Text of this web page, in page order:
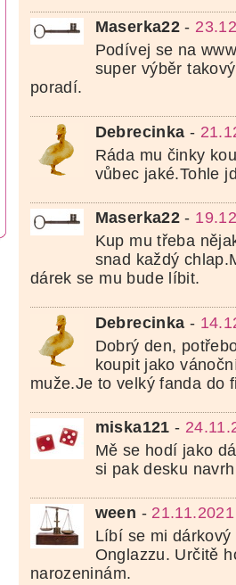
Maserka22 -
Podívej se na
super výběr
poradí.
Debrecinka -
Ráda mu činky
vůbec jaké.Tohle
Maserka22 -
Kup mu třeba
snad každý
dárek se mu bude líbit.
Debrecinka -
Dobrý den,
koupit jako
muže.Je to velký fanda do
miska121 -
Mě se hodí jako
si pak desku
ween -
Líbí se mi dárkový
Onglazzu. Určitě
narozeninám.